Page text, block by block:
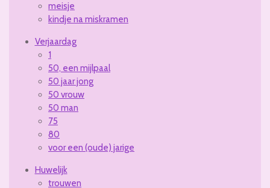
meisje
kindje na miskramen
Verjaardag
1
50, een mijlpaal
50 jaar jong
50 vrouw
50 man
75
80
voor een (oude) jarige
Huwelijk
trouwen